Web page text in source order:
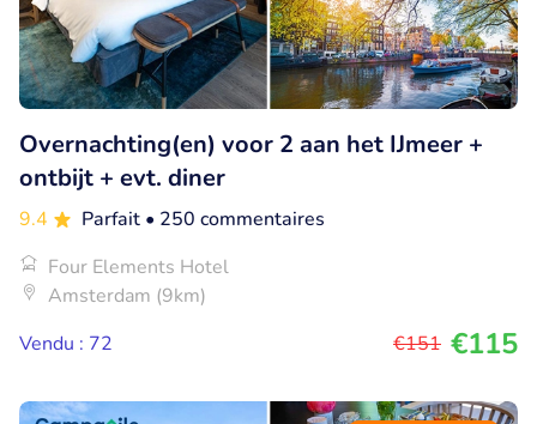
Overnachting(en) voor 2 aan het IJmeer +
ontbijt + evt. diner
9.4 Parfait • 250 commentaires
Four Elements Hotel
Amsterdam (9km)
Vendu : 72
€151 €115